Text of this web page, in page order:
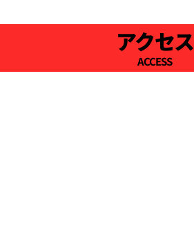
アクセス
ACCESS